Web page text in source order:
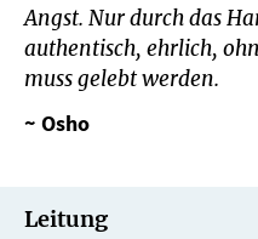
Angst. Nur durch das
authentisch, ehrlich,
muss gelebt werden.
~ Osho
Leitung